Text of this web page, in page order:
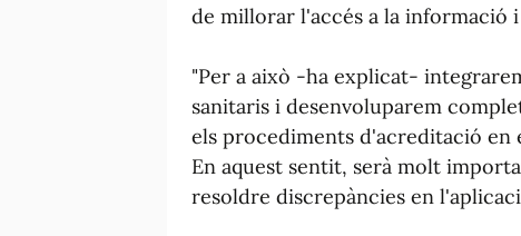
de millorar l'accés a la informació
"Per a això -ha explicat-
sanitaris i desenvoluparem
els procediments d'acreditació en
En aquest sentit, serà molt
resoldre discrepàncies en